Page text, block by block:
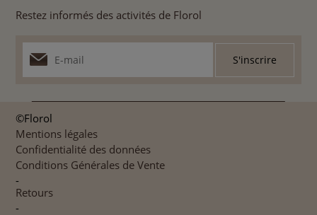
Restez informés des activités de Florol
©Florol
Mentions légales
Confidentialité des données
Conditions Générales de Vente
-
Retours
-